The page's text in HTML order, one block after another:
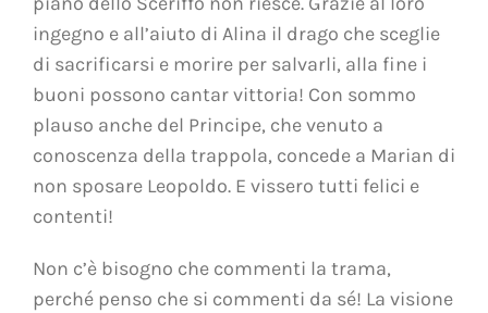
ingegno e all’aiuto di Alina il drago che sceglie
di sacrificarsi e morire per salvarli, alla fine i
buoni possono cantar vittoria! Con sommo
plauso anche del Principe, che venuto a
conoscenza della trappola, concede a Marian di
non sposare Leopoldo. E vissero tutti felici e
contenti!
Non c’è bisogno che commenti la trama,
perché penso che si commenti da sé! La visione